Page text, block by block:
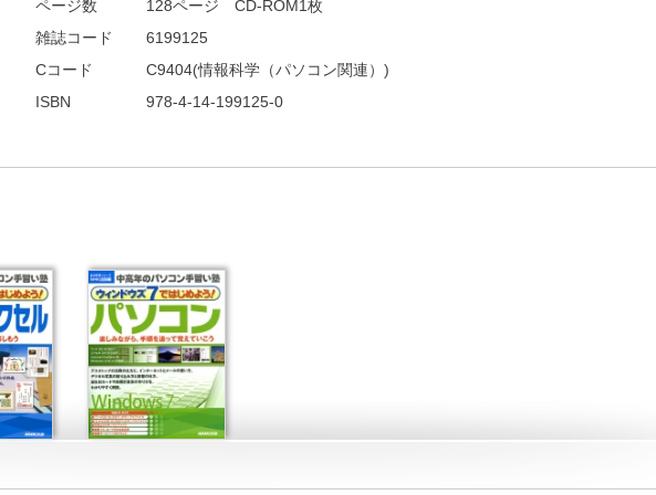
ページ数
128ページ CD-ROM1枚
雑誌コード
6199125
Cコード
C9404(情報科学（パソコン関連）)
ISBN
978-4-14-199125-0